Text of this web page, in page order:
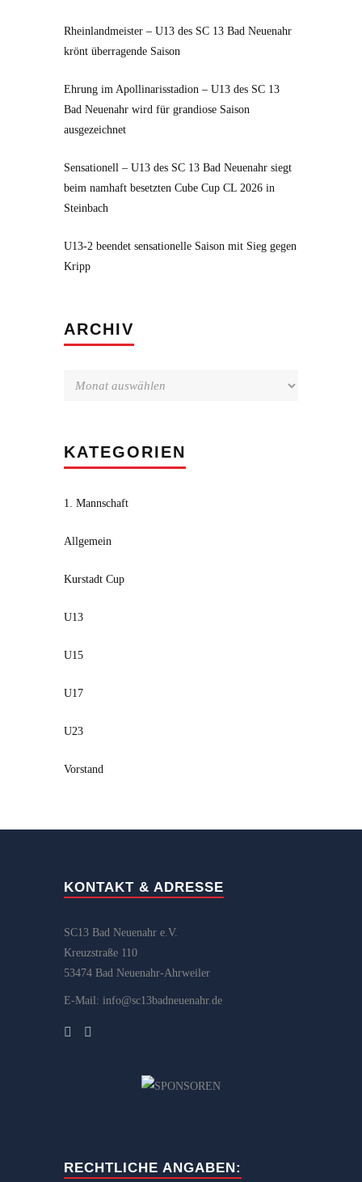
Rheinlandmeister – U13 des SC 13 Bad Neuenahr
krönt überragende Saison
Ehrung im Apollinarisstadion – U13 des SC 13
Bad Neuenahr wird für grandiose Saison
ausgezeichnet
Sensationell – U13 des SC 13 Bad Neuenahr siegt
beim namhaft besetzten Cube Cup CL 2026 in
Steinbach
U13-2 beendet sensationelle Saison mit Sieg gegen
Kripp
ARCHIV
KATEGORIEN
1. Mannschaft
Allgemein
Kurstadt Cup
U13
U15
U17
U23
Vorstand
KONTAKT & ADRESSE
SC13 Bad Neuenahr e.V.
Kreuzstraße 110
53474 Bad Neuenahr-Ahrweiler
E-Mail: info@sc13badneuenahr.de
RECHTLICHE ANGABEN: